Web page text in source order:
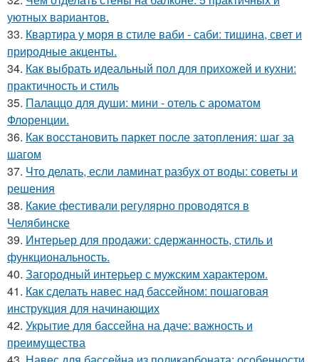
уютных вариантов.
33. Квартира у моря в стиле ваби - саби: тишина, свет и
природные акценты.
34. Как выбрать идеальный пол для прихожей и кухни:
практичность и стиль
35. Палаццо для души: мини - отель с ароматом
Флоренции.
36. Как восстановить паркет после затопления: шаг за
шагом
37. Что делать, если ламинат разбух от воды: советы и
решения
38. Какие фестивали регулярно проводятся в
Челябинске
39. Интерьер для продажи: сдержанность, стиль и
функциональность.
40. Загородный интерьер с мужским характером.
41. Как сделать навес над бассейном: пошаговая
инструкция для начинающих
42. Укрытие для бассейна на даче: важность и
преимущества